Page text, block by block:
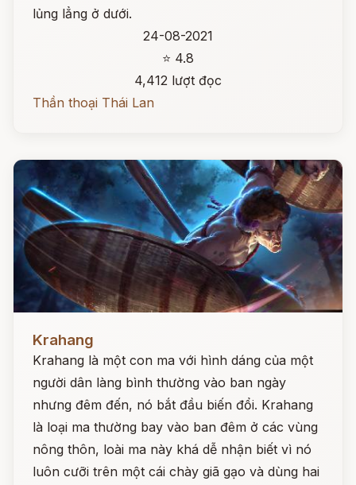
lủng lẳng ở dưới.
24-08-2021
⭐ 4.8
4,412 lượt đọc
Thần thoại Thái Lan
Krahang
Krahang là một con ma với hình dáng của một
người dân làng bình thường vào ban ngày
nhưng đêm đến, nó bắt đầu biến đổi. Krahang
là loại ma thường bay vào ban đêm ở các vùng
nông thôn, loài ma này khá dễ nhận biết vì nó
luôn cưỡi trên một cái chày giã gạo và dùng hai